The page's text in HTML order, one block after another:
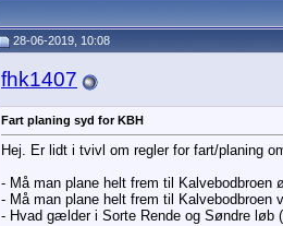
28-06-2019, 10:08
fhk1407
Fart planing syd for KBH
Hej. Er lidt i tvivl om regler for fart/planing
- Må man plane helt frem til
- Må man plane helt frem til Kalvebodbroen
- Hvad gælder i Sorte Rende og Søndre løb